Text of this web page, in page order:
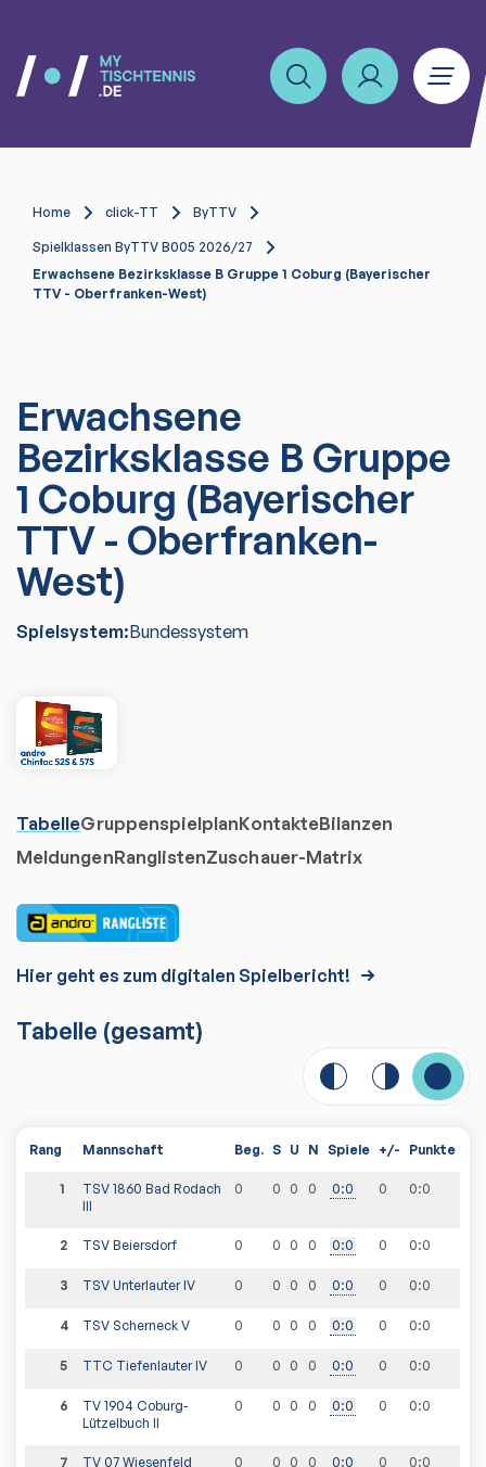
Home click-TT ByTTV
Spielklassen ByTTV B005 2026/27
Erwachsene Bezirksklasse B Gruppe 1 Coburg (Bayerischer
TTV - Oberfranken-West)
Erwachsene
Bezirksklasse B Gruppe
1 Coburg (Bayerischer
TTV - Oberfranken-
West)
Spielsystem:Bundessystem
TabelleGruppenspielplanKontakteBilanzen
MeldungenRanglistenZuschauer-Matrix
Hier geht es zum digitalen Spielbericht!
Tabelle (gesamt)
Rang Mannschaft Beg. S U N Spiele +/- Punkte
1
TSV 1860 Bad Rodach
III
0 0 0 0 0:0 0 0:0
2 TSV Beiersdorf 0 0 0 0 0:0 0 0:0
3 TSV Unterlauter IV 0 0 0 0 0:0 0 0:0
4 TSV Scherneck V 0 0 0 0 0:0 0 0:0
5 TTC Tiefenlauter IV 0 0 0 0 0:0 0 0:0
6
TV 1904 Coburg-
Lützelbuch II
0 0 0 0 0:0 0 0:0
7 TV 07 Wiesenfeld 0 0 0 0 0:0 0 0:0